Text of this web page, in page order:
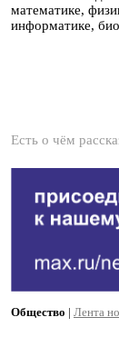
математике,
информатике,
Есть о чём
Общество | Лента